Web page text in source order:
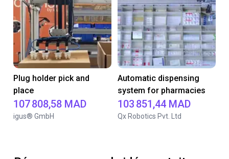
Plug holder pick and
place
107 808,58 MAD
igus® GmbH
Automatic dispensing
system for pharmacies
103 851,44 MAD
Qx Robotics Pvt. Ltd